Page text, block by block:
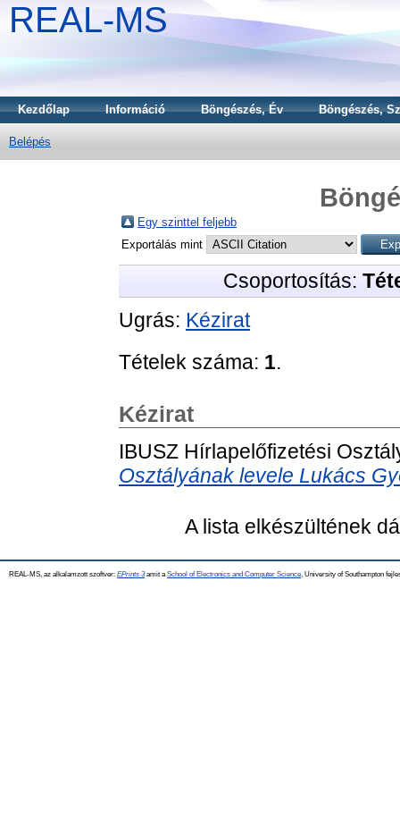
REAL-MS
Kezdőlap Információ Böngészés, Év Böngészés,
Belépés
Egy szinttel feljebb
Exportálás mint
Csoportosítás:
Ugrás: Kézirat
Tételek száma: 1.
Kézirat
IBUSZ Hírlapelőfizetési
Osztályának levele Lukács
A lista elkészültének
REAL-MS, az alkalamzott szoftver: EPrints 3amit a School of Electronics and Computer Science , University of Southampton